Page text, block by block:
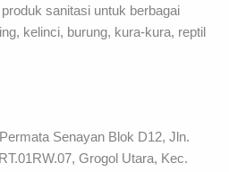
sanitasi untuk berbagai
kelinci, burung, kura-kura, reptil
Senayan Blok D12, Jln.
Grogol Utara, Kec.